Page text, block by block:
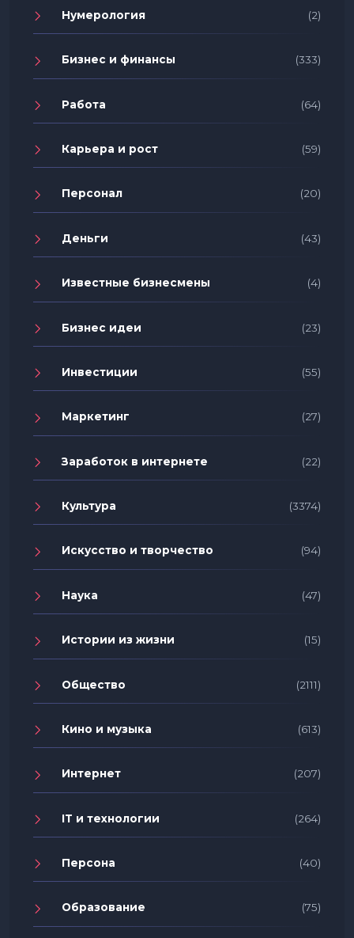
Нумерология (2)
Бизнес и финансы (333)
Работа (64)
Карьера и рост (59)
Персонал (20)
Деньги (43)
Известные бизнесмены (4)
Бизнес идеи (23)
Инвестиции (55)
Маркетинг (27)
Заработок в интернете (22)
Культура (3374)
Искусство и творчество (94)
Наука (47)
Истории из жизни (15)
Общество (2111)
Кино и музыка (613)
Интернет (207)
IT и технологии (264)
Персона (40)
Образование (75)